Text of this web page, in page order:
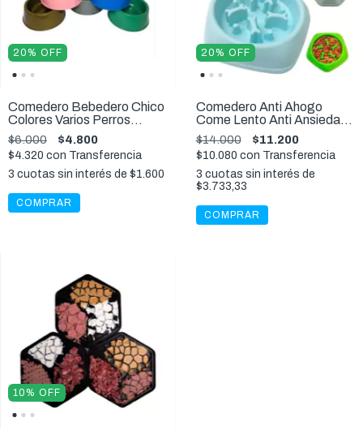
20% OFF
Comedero Bebedero Chico
Colores Varios Perros
Gatos
$6.000 $4.800
$4.320 con Transferencia
3 cuotas sin interés de $1.600
COMPRAR
20% OFF
Comedero Anti Ahogo
Come Lento Anti Ansiedad
Perros 23 Cm
$14.000 $11.200
$10.080 con Transferencia
3 cuotas sin interés de
$3.733,33
COMPRAR
10% OFF